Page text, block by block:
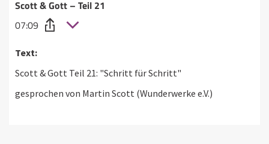
Scott & Gott – Teil 21
07:09
Text:
Scott & Gott Teil 21: "Schritt für Schritt"
gesprochen von Martin Scott (Wunderwerke e.V.)